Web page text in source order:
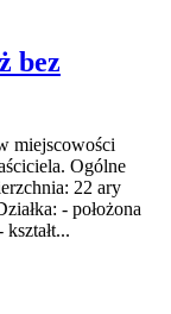
bez
miejscowości
Ogólne
22 ary
- położona